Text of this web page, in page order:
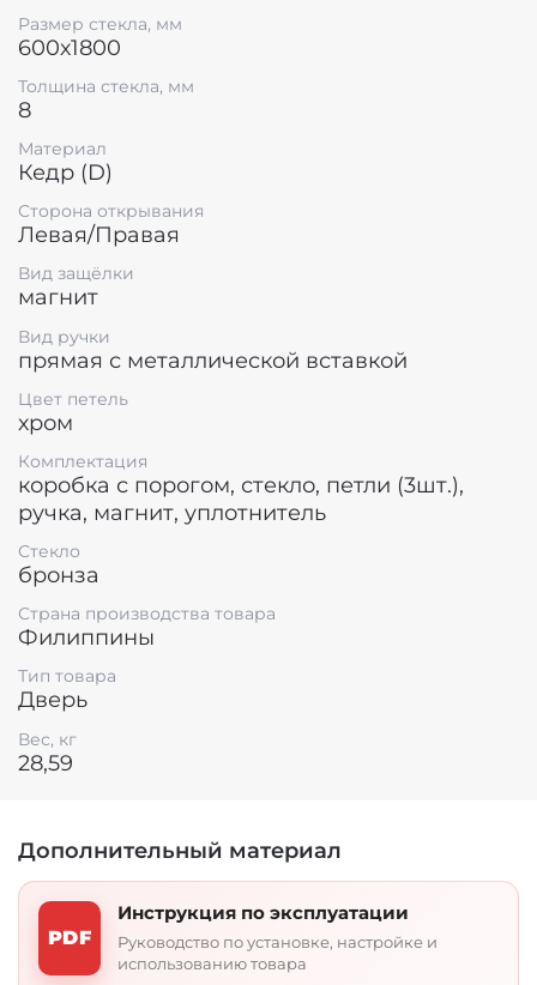
Двери для бань и саун от финского
производителя Sawo на уже долгое время
удерживают лидерство в данном рыночном
сегменте. Огромный ассортимент позволяет
выбрать оптимальный вариант согласно вашим
предпочтениям. Безупречное качество и
продуманность каждой детали будут доставлять
многие годы.
Сочетание премиальной древесины канадского
кедра и закалённого стекла делает данную дверь
поистине элегантной. Канадский кедр не меняет
внешнего вида и свойств в течение всего
периода эксплуатации. Стекло проходит
её стойкость к перепадам температур и
механическим повреждениям.
Размер стекла, мм
600х1800
Толщина стекла, мм
8
Материал
Кедр (D)
Сторона открывания
Левая/Правая
Вид защёлки
магнит
Вид ручки
прямая с металлической вставкой
Цвет петель
хром
Комплектация
коробка с порогом, стекло, петли (3шт.),
ручка, магнит, уплотнитель
Стекло
бронза
Страна производства товара
Филиппины
Тип товара
Дверь
Вес, кг
28,59
Дополнительный материал
PDF
Инструкция по эксплуатации
Руководство по установке, настройке и
использованию товара